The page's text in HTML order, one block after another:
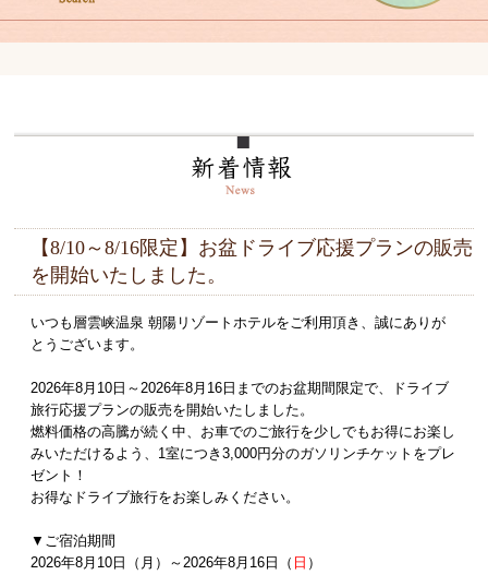
【8/10～8/16限定】お盆ドライブ応援プランの販売
を開始いたしました。
いつも層雲峡温泉 朝陽リゾートホテルをご利用頂き、誠にありが
とうございます。
2026年8月10日～2026年8月16日までのお盆期間限定で、ドライブ
旅行応援プランの販売を開始いたしました。
燃料価格の高騰が続く中、お車でのご旅行を少しでもお得にお楽し
みいただけるよう、1室につき3,000円分のガソリンチケットをプレ
ゼント！
お得なドライブ旅行をお楽しみください。
▼ご宿泊期間
2026年8月10日（月）～2026年8月16日（ 日 ）